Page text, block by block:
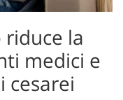
riduce la
medici e
cesarei